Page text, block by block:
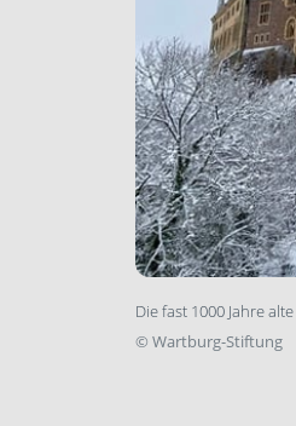
Die fast 1000 Jahre
© Wartburg-Stiftung